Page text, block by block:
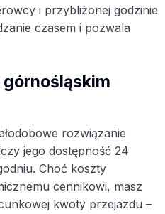
i przybliżonej godzinie
czasem i pozwala
rozwiązanie
jego dostępność 24
Choć koszty
cennikowi, masz
kwoty przejazdu –